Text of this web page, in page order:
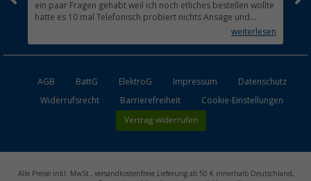
ein paar Fragen gehabt weil ich noch etliches bestellen wollte
hatte es 10 mal Telefonisch probiert nichts Ansage und
weiterlesen
AGB BattG ElektroG Impressum
Datenschutz
Widerrufsrecht
Barrierefreiheit Cookie-Einstellungen
Vertrag widerrufen
Alle Preise inkl. MwSt., versandkostenfreie Lieferung ab 50 € innerhalb Deutschland,